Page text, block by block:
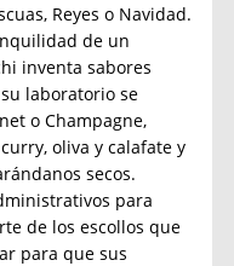
Reyes o Navidad.
de un
inventa sabores
laboratorio se
o Champagne,
oliva y calafate y
secos.
para
de los escollos que
para que sus